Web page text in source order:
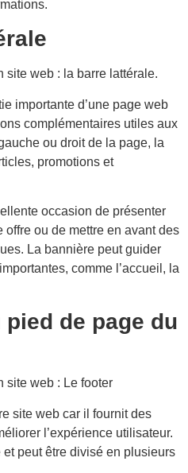
importante d’une page web
complémentaires utiles aux
ou droit de la page, la
promotions et
occasion de présenter
offre ou de mettre en avant des
La bannière peut guider
comme l’accueil, la
pied de page du
site web car il fournit des
l’expérience utilisateur.
et peut être divisé en plusieurs